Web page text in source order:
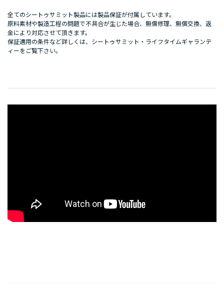
全てのシートゥサミット製品には製品保証が付属しています。
原料素材や製造工程の問題で不具合が生じた場合、無償修理、無償交換、返
金により対応させて頂きます。
保証適用の条件など詳しくは、 シートゥサミット・ライフタイムギャランテ
ィーをご覧下さい。